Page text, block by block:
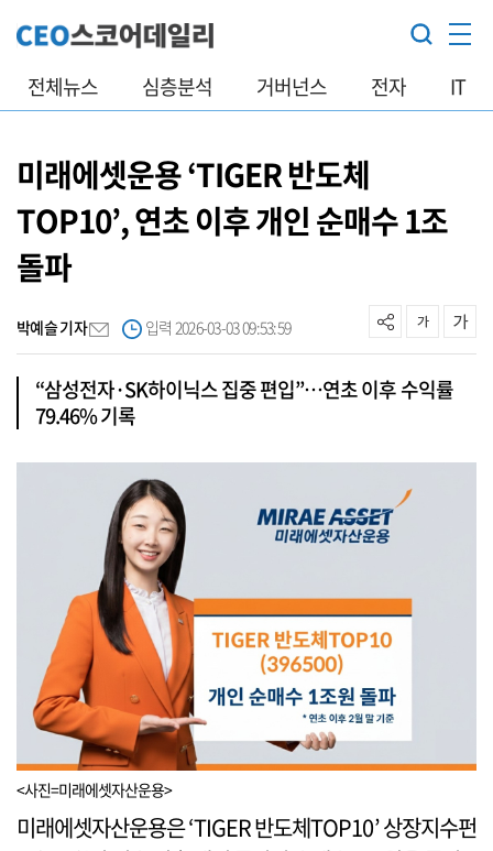
전체뉴스 심층분석 거버넌스 전자 IT
미래에셋운용 ‘TIGER 반도체
TOP10’, 연초 이후 개인 순매수 1조
돌파
박예슬 기자 입력 2026-03-03 09:53:59
“삼성전자·SK하이닉스 집중 편입”…연초 이후 수익률
79.46% 기록
<사진=미래에셋자산운용>
미래에셋자산운용은 ‘TIGER 반도체TOP10’ 상장지수펀